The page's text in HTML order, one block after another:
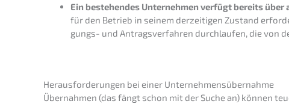
Ein bestehen­des Unter­neh­men verfügt bereits
für den Betrieb in seinem derzei­ti­gen Zustand
gungs- und Antrags­ver­fah­ren durch­lau­fen, die von
Heraus­for­de­run­gen bei einer Unternehmensübernahme
Übernah­men (das fängt schon mit der Suche an) können